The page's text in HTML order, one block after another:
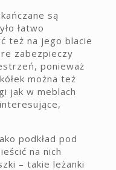
są
łatwo
też na jego blacie
zabezpieczy
ponieważ
można też
jak w meblach
podkład pod
na nich
– takie leżanki